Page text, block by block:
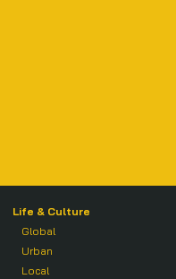
Life & Culture
Global
Urban
Local